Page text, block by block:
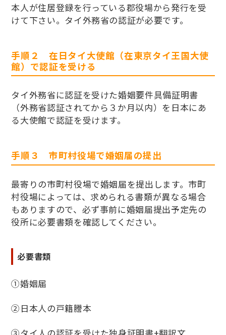
本人が住居登録を行っている郡役場から発行を受
けて下さい。タイ外務省の認証が必要です。
手順２ 在日タイ大使館（在東京タイ王国大使
館）で認証を受ける
タイ外務省に認証を受けた婚姻要件具備証明書
（外務省認証されてから３か月以内）を日本にあ
る大使館で認証を受けます。
手順３ 市町村役場で婚姻届の提出
最寄りの市町村役場で婚姻届を提出します。市町
村役場によっては、求められる書類が異なる場合
もありますので、必ず事前に婚姻届提出予定先の
役所に必要書類を確認してください。
必要書類
①婚姻届
②日本人の戸籍謄本